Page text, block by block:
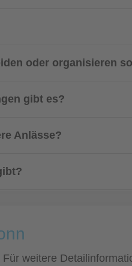
oder organisieren
gibt es?
Anlässe?
weitere